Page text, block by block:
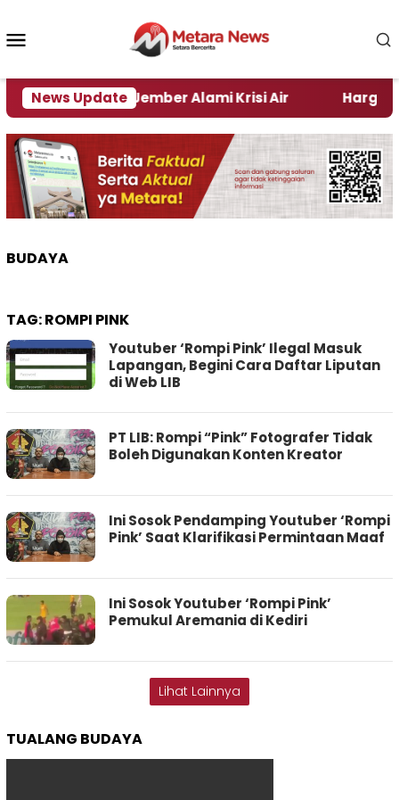
konten
News Update
Daerah di Jember Alami Krisi Air Harga
BUDAYA
TAG:ROMPI PINK
Youtuber ‘Rompi Pink’ Ilegal Masuk
Lapangan, Begini Cara Daftar Liputan
di Web LIB
PT LIB: Rompi “Pink” Fotografer Tidak
Boleh Digunakan Konten Kreator
Ini Sosok Pendamping Youtuber ‘Rompi
Pink’ Saat Klarifikasi Permintaan Maaf
Ini Sosok Youtuber ‘Rompi Pink’
Pemukul Aremania di Kediri
Lihat Lainnya
TUALANG BUDAYA